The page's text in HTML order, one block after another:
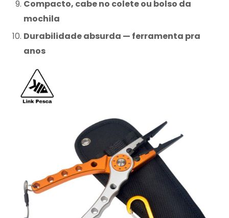
Compacto, cabe no colete ou bolso da
mochila
Durabilidade absurda — ferramenta pra
anos